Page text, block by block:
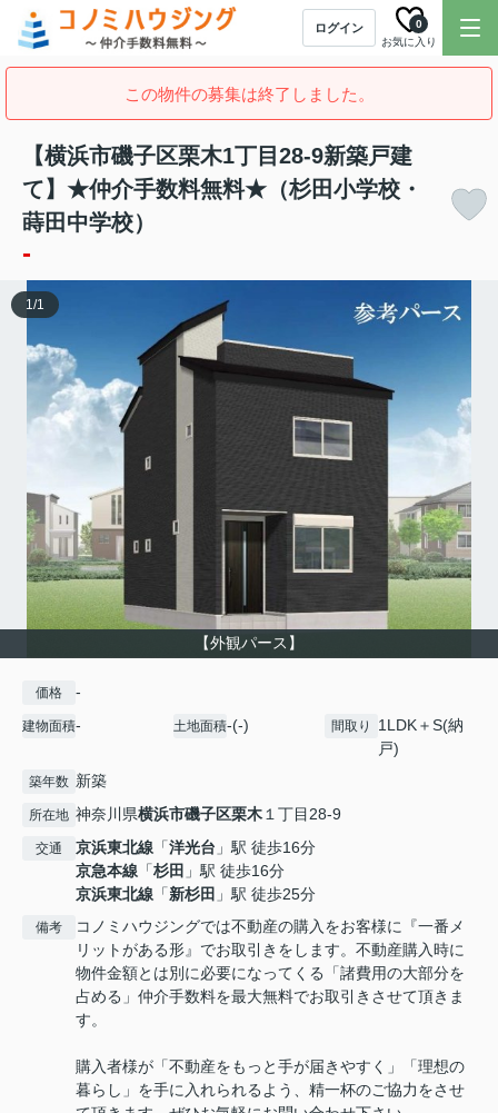
ログイン
お気に入り
0
この物件の募集は終了しました。
【横浜市磯子区栗木1丁目28-9新築戸建
て】★仲介手数料無料★（杉田小学校・
蒔田中学校）
-
【外観パース】
1/1
価格 -
建物面積- 土地面積-(-) 間取り
1LDK＋S(納
戸)
築年数 新築
所在地 神奈川県横浜市磯子区栗木１丁目28-9
交通 京浜東北線 「洋光台 」駅 徒歩16分
京急本線 「杉田 」駅 徒歩16分
京浜東北線 「新杉田 」駅 徒歩25分
備考
コノミハウジングでは不動産の購入をお客様に『一番メ
リットがある形』でお取引きをします。不動産購入時に
物件金額とは別に必要になってくる「諸費用の大部分を
占める」仲介手数料を最大無料でお取引きさせて頂きま
す。
購入者様が「不動産をもっと手が届きやすく」「理想の
暮らし」を手に入れられるよう、精一杯のご協力をさせ